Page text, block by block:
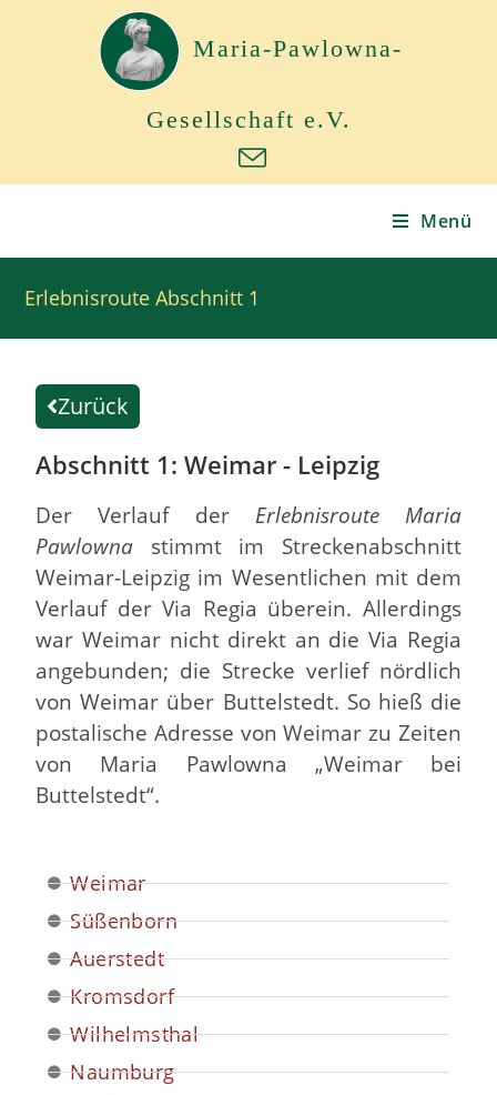
Maria-Pawlowna-
Gesellschaft e.V.
Menü
Erlebnisroute Abschnitt 1
Zurück
Abschnitt 1: Weimar - Leipzig
Der Verlauf der Erlebnisroute Maria
Pawlowna stimmt im Streckenabschnitt
Weimar-Leipzig im Wesentlichen mit dem
Verlauf der Via Regia überein. Allerdings
war Weimar nicht direkt an die Via Regia
angebunden; die Strecke verlief nördlich
von Weimar über Buttelstedt. So hieß die
postalische Adresse von Weimar zu Zeiten
von Maria Pawlowna „Weimar bei
Buttelstedt“.
Weimar
Süßenborn
Auerstedt
Kromsdorf
Wilhelmsthal
Naumburg